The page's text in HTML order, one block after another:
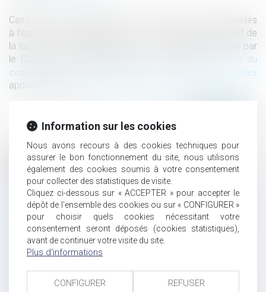
Cass. 2e civ., 19 mars 2026, n° 23-21.482 Les mots prêtés
à Napoléon sont célèbres : « Les concubins se passent de
la loi ; la loi se désintéresse d’eux ». Longtemps ignoré par
le Code civil, le concubinage […] The post
La preuve du
concubinage n’exige pas celle de relations sexuelles
appeared first on
Historique
La recevabilité de l’appel formé par le tuteur au nom du
majeur sous tutelle
GPA à l’étranger et reconnaissance en France de la filiation
établie par jugement étranger
Faute d’imprudence de la victime et partage de
responsabilité
Préjudice d’anxiété et prescription de l’action en
responsabilité
Rectification d’un acte notarié de vente immobilière : une
Information sur les cookies
Nous avons recours à des cookies techniques pour
assurer le bon fonctionnement du site, nous utilisons
également des cookies soumis à votre consentement
pour collecter des statistiques de visite.
Cliquez ci-dessous sur « ACCEPTER » pour accepter le
dépôt de l'ensemble des cookies ou sur « CONFIGURER »
pour choisir quels cookies nécessitant votre
consentement seront déposés (cookies statistiques),
avant de continuer votre visite du site.
Plus d'informations
CONFIGURER REFUSER